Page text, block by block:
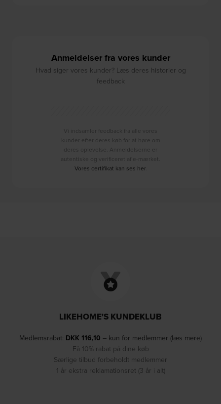
Anmeldelser fra vores kunder
Hvad siger vores kunder? Læs deres historier og
feedback
Vi indsamler feedback fra alle vores
kunder efter deres køb for at høre om
deres oplevelse. Anmeldelserne er
autentiske og verificeret af e-mærket.
Vores certifikat kan ses her.
LIKEHOME'S KUNDEKLUB
Medlemsrabat: DKK 116,10 – kun for medlemmer (læs mere)
Få 10% rabat på dine køb
Særlige tilbud forbeholdt medlemmer
1 år ekstra reklamationsret (3 år i alt)